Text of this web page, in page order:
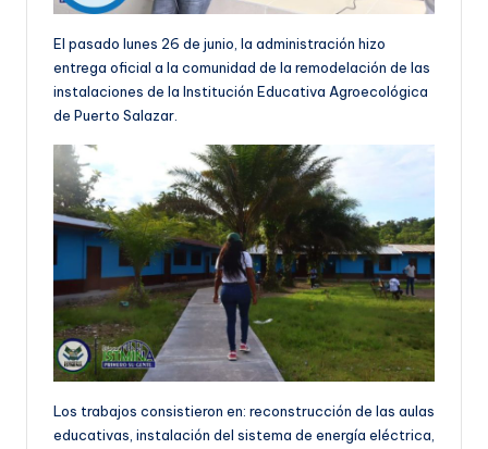
El pasado lunes 26 de junio, la administración hizo
entrega oficial a la comunidad de la remodelación de las
instalaciones de la Institución Educativa Agroecológica
de Puerto Salazar.
Los trabajos consistieron en: reconstrucción de las aulas
educativas, instalación del sistema de energía eléctrica,